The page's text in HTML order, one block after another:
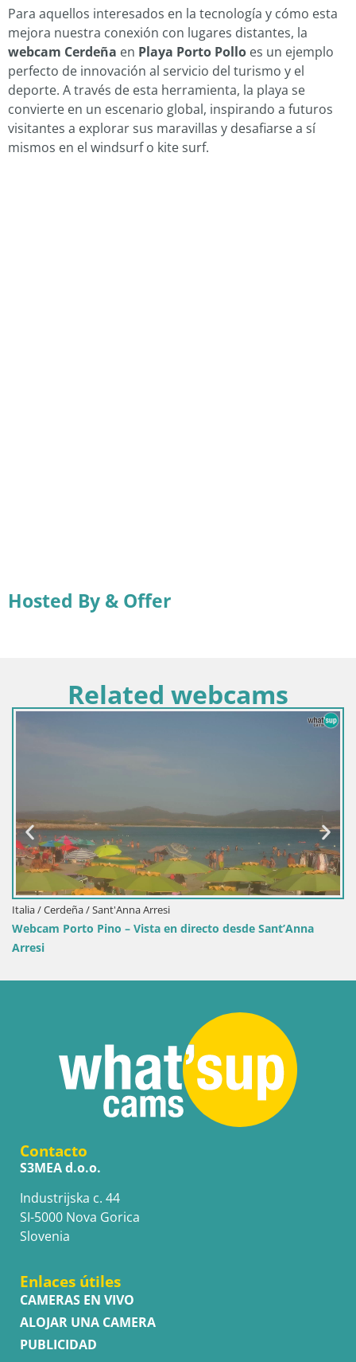
Para aquellos interesados en la tecnología y cómo esta
mejora nuestra conexión con lugares distantes, la
webcam Cerdeña en Playa Porto Pollo es un ejemplo
perfecto de innovación al servicio del turismo y el
deporte. A través de esta herramienta, la playa se
convierte en un escenario global, inspirando a futuros
visitantes a explorar sus maravillas y desafiarse a sí
mismos en el windsurf o kite surf.
Hosted By & Offer
Related webcams
Italia / Cerdeña / Sant'Anna Arresi
Webcam Porto Pino – Vista en directo desde Sant’Anna
Arresi
Contacto
S3MEA d.o.o.
Industrijska c. 44
SI-5000 Nova Gorica
Slovenia
Enlaces útiles
CAMERAS EN VIVO
ALOJAR UNA CAMERA
PUBLICIDAD